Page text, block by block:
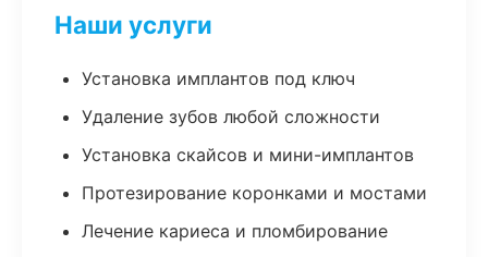
Наши услуги
Установка имплантов под ключ
Удаление зубов любой сложности
Установка скайсов и мини-имплантов
Протезирование коронками и мостами
Лечение кариеса и пломбирование